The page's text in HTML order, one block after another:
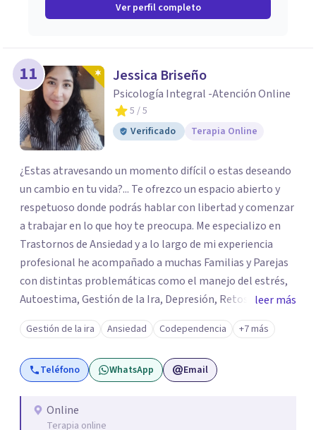
Ver perfil completo
11 Jessica Briseño
Psicología Integral -Atención Online
5 / 5
Verificado
Terapia Online
¿Estas atravesando un momento difícil o estas deseando
un cambio en tu vida?... Te ofrezco un espacio abierto y
respetuoso donde podrás hablar con libertad y comenzar
a trabajar en lo que hoy te preocupa. Me especializo en
Trastornos de Ansiedad y a lo largo de mi experiencia
profesional he acompañado a muchas Familias y Parejas
con distintas problemáticas como el manejo del estrés,
Autoestima, Gestión de la Ira, Depresión, Retos en la
Crianza, Codependencia, Celos, entre otros. Cuento con
más de 12 años de experiencia en el área de la Salud
mental y he trabajado en distintos contextos clínicos con
niños, Adolescentes y Adultos
leer más
Gestión de la ira Ansiedad Codependencia +7 más
Teléfono WhatsApp Email
Online
Terapia online